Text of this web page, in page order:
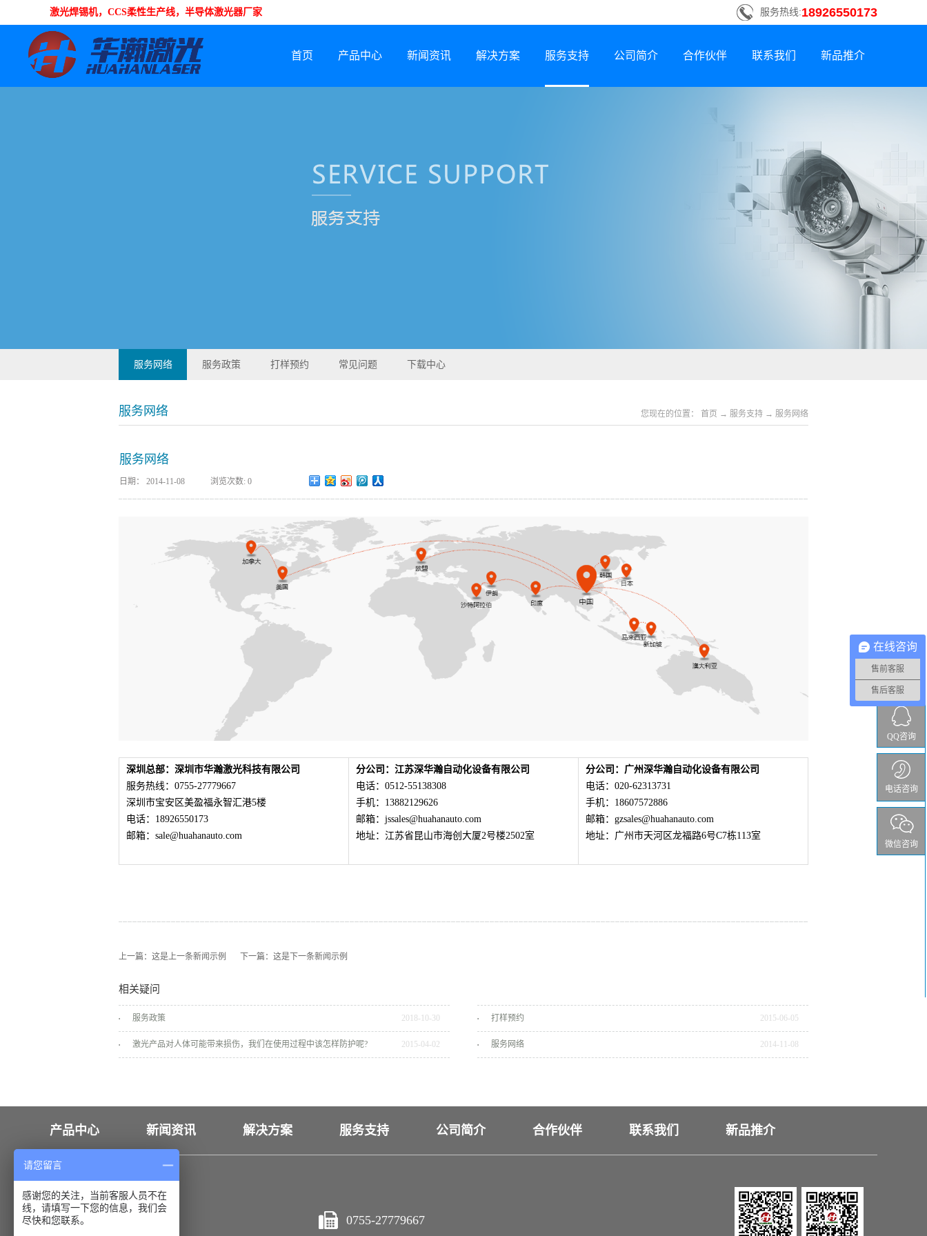
激光焊锡机，CCS柔性生产线，半导体激光器厂家 服务热线:18926550173
首页 产品中心
CCS集成母排专用设备
锂电智能制造装备
新闻资讯
展会信息
解决方案 服务支持
打样预约
公司简介 合作伙伴 联系我们 新品推介
服务网络 服务政策 打样预约 常见问题 下载中心
服务网络 您现在的位置： 首页 → 服务支持 → 服务网络
服务网络
日期： 2014-11-08 浏览次数: 0
深圳总部：深圳市华瀚激光科技有限公司
服务热线：0755-27779667
深圳市宝安区美盈福永智汇港5楼
电话：18926550173
邮箱：sale@huahanauto.com
分公司：江苏深华瀚自动化设备有限公司
电话：0512-55138308
手机：13882129626
邮箱：jssales@huahanauto.com
地址：江苏省昆山市海创大厦2号楼2502室
分公司：广州深华瀚自动化设备有限公司
电话：020-62313731
手机：18607572886
邮箱：gzsales@huahanauto.com
地址：广州市天河区龙福路6号C7栋113室
上一篇： 这是上一条新闻示例 下一篇： 这是下一条新闻示例
相关疑问
服务政策 2018 - 10 -30 打样预约 2015- 06- 05
激光产品对人体可能带来损伤，我们在使用过程中该怎样防护呢? 2015- 04- 02 服务网络 2014- - 08
产品中心 新闻资讯 解决方案 服务支持 公司简介 合作伙伴 联系我们 新品推介
联系我们
18926550173 0755-27779667
QQ咨询
电话咨询
微信咨询
在线咨询
售前客服
售后客服
请您留言
感谢您的关注，当前客服人员不在
线，请填写一下您的信息，我们会
尽快和您联系。